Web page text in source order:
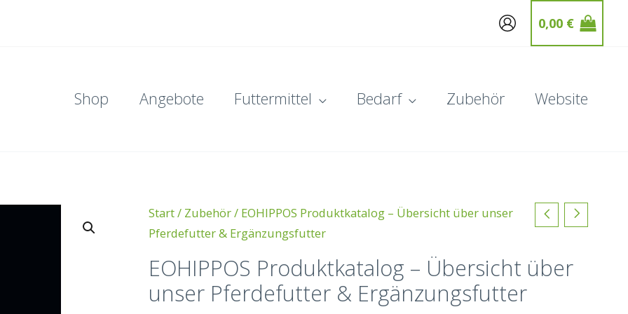
0,00 €
Shop Angebote Futtermittel Bedarf Zubehör Website
Start/ Zubehör/ EOHIPPOS Produktkatalog – Übersicht über unser
Pferdefutter & Ergänzungsfutter
EOHIPPOS Produktkatalog – Übersicht über
unser Pferdefutter & Ergänzungsfutter